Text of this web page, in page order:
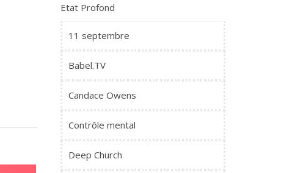
Etat Profond
11 septembre
Babel.TV
Candace Owens
Contrôle mental
Deep Church